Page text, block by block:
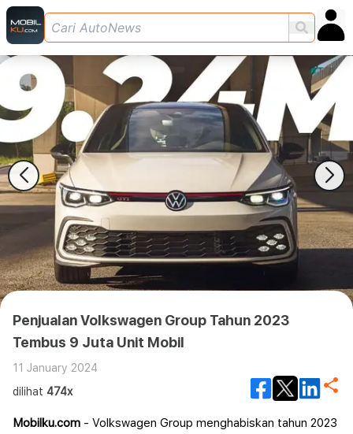
Penjualan Volkswagen Group Tahun 2023
Tembus 9 Juta Unit Mobil
11 January 2024
dilihat 474x
Mobilku.com - Volkswagen Group menghabiskan tahun 2023